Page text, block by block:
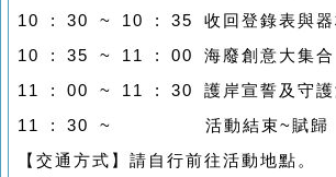
10 : 30 ~ 10 : 35 收回登錄表與器
10 : 35 ~ 11 : 00 海廢創意大集合
11 : 00 ~ 11 : 30 護岸宣誓及守護
11 : 30 ~ 活動結束~賦歸
【交通方式】請自行前往活動地點。